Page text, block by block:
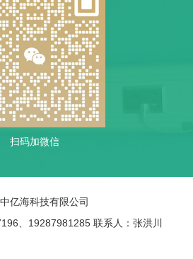
扫码加微信
亿海科技有限公司
、19287981285 联系人：张洪川